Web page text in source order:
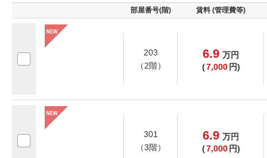
部屋番号(階) 賃料 (管理費等)
203
（2階）
6.9 万円
(7,000 円)
301
（3階）
6.9 万円
(7,000 円)